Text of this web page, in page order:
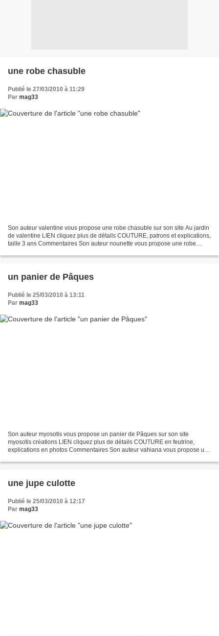
une robe chasuble
Publié le 27/03/2010 à 11:29
Par mag33
Son auteur valentine vous propose une robe chasuble sur son site Au jardin
de valentine LIEN cliquez plus de détails COUTURE, patrons et explications,
taille 3 ans Commentaires Son auteur nounette vous propose une robe
un panier de Pâques
Publié le 25/03/2010 à 13:11
Par mag33
Son auteur myosotis vous propose un panier de Pâques sur son site
myosotis créations LIEN cliquez plus de détails COUTURE en feutrine,
explications en photos Commentaires Son auteur vahiana vous propose une
une jupe culotte
Publié le 25/03/2010 à 12:17
Par mag33